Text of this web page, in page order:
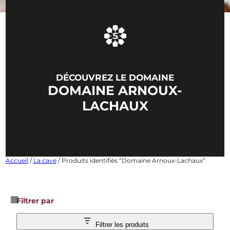
DÉCOUVREZ LE DOMAINE
DOMAINE ARNOUX-
LACHAUX
Accueil / La cave/ Produits identifiés “Domaine Arnoux-Lachaux”
Filtrer par
Filtrer les produits